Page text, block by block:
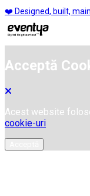
❤️ Designed, built,
Acceptă
Acest website
cookie-uri